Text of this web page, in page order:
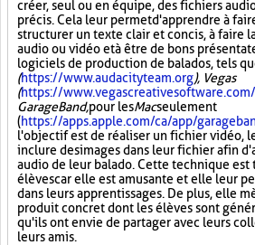
créer, seul ou en équipe, des fichiers
précis. Cela leur permet d'apprendre à
structurer un texte clair et concis, à faire
audio ou vidéo et à être de bons
logiciels de production de balados, tels
(https://www.audacityteam.org), Vegas
(https://
GarageBand,pour lesMacseulement
(https://apps.apple.com/ca/app/
l'objectif est de réaliser un fichier vidéo,
inclure des images dans leur fichier afin
audio de leur balado. Cette technique
élèves car elle est amusante et elle leur
dans leurs apprentissages. De plus, elle
produit concret dont les élèves sont
qu'ils ont envie de partager avec leurs
leurs amis.